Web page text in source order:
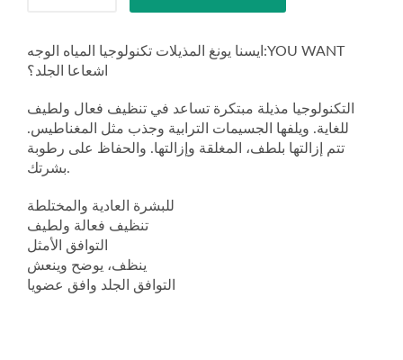
ايسنا يونغ المذيلات تكنولوجيا المياه الوجه:YOU WANT
اشعاعا الجلد؟
التكنولوجيا مذيلة مبتكرة تساعد في تنظيف فعال ولطيف
للغاية. ويلفها الجسيمات الترابية وجذب مثل المغناطيس.
تتم إزالتها بلطف، المغلقة وإزالتها. والحفاظ على رطوبة
بشرتك.
للبشرة العادية والمختلطة
تنظيف فعالة ولطيف
التوافق الأمثل
ينظف، يوضح وينعش
التوافق الجلد وافق عضويا